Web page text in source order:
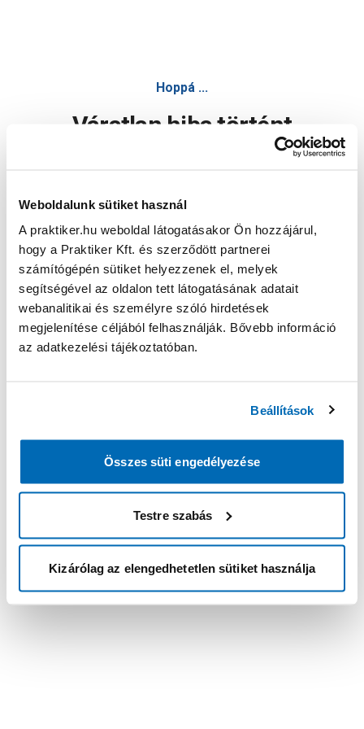
Weboldalunk sütiket használ
A praktiker.hu weboldal látogatásakor Ön hozzájárul,
hogy a Praktiker Kft. és szerződött partnerei
számítógépén sütiket helyezzenek el, melyek
segítségével az oldalon tett látogatásának adatait
webanalitikai és személyre szóló hirdetések
megjelenítése céljából felhasználják. Bővebb információ
az adatkezelési tájékoztatóban.
Beállítások
Összes süti engedélyezése
Testre szabás
Kizárólag az elengedhetetlen sütiket használja
Hoppá ...
Váratlan hiba történt
Oldal újratöltése